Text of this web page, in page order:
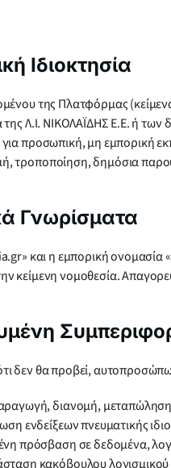
Ιδιοκτησία
της Πλατφόρμας
της Λ.Ι. ΝΙΚΟΛΑΪΔΗΣ Ε.Ε. ή των
για προσωπική, μη εμπορική
τροποποίηση, δημόσια
Γνωρίσματα
και η εμπορική ονομασία
κείμενη νομοθεσία.
δεν θα προβεί,
διανομή,
ενδείξεων πνευματικής
πρόσβαση σε δεδομένα,
κακόβουλου